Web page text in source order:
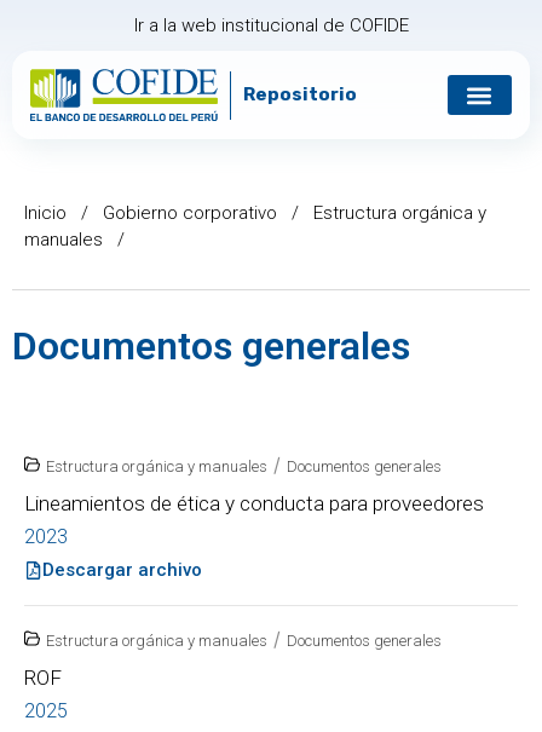
Ir a la web institucional de COFIDE
Repositorio
Inicio / Gobierno corporativo / Estructura orgánica y
manuales /
Documentos generales
Estructura orgánica y manuales / Documentos generales
Lineamientos de ética y conducta para proveedores
2023
Descargar archivo
Estructura orgánica y manuales / Documentos generales
ROF
2025